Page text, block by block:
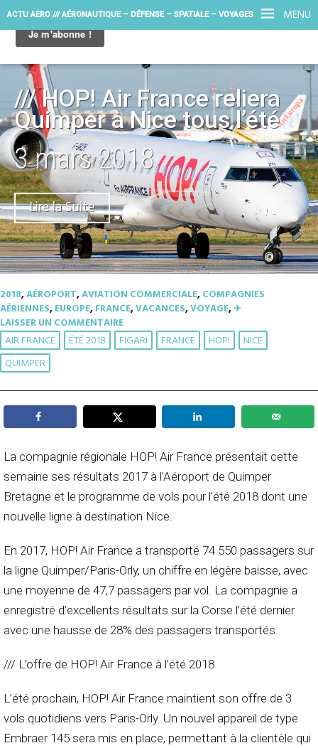
MENU
ACTU AERO /// AÉRONAUTIQUE – DÉFENSE – SPATIALE – VOYAGES
/// HOP! Air France reliera
Quimper à Nice tous l’été
3 mars 2018
Lire la Suite
2018,AÉROPORT,AVIATION COMMERCIALE,COMPAGNIES
AÉRIENNES,EUROPE,FRANCE,VACANCES,VOYAGE,✈︎
LAISSER UN COMMENTAIRE
AIR FRANCE ÉTÉ 2018 FIGARI FRANCE HOP!
NICE
QUIMPER
La compagnie régionale HOP! Air France présentait cette
semaine ses résultats 2017 à l’Aéroport de Quimper
Bretagne et le programme de vols pour l’été 2018 dont une
nouvelle ligne à destination Nice.
En 2017, HOP! Air France a transporté 74 550 passagers sur
la ligne Quimper/Paris-Orly, un chiffre en légère baisse, avec
une moyenne de 47,7 passagers par vol. La compagnie a
enregistré d’excellents résultats sur la Corse l’été dernier
avec une hausse de 28% des passagers transportés.
/// L’offre de HOP! Air France à l’été 2018
L’été prochain, HOP! Air France maintient son offre de 3
vols quotidiens vers Paris-Orly. Un nouvel appareil de type
Embraer 145 sera mis en place, permettant à la clientèle qui